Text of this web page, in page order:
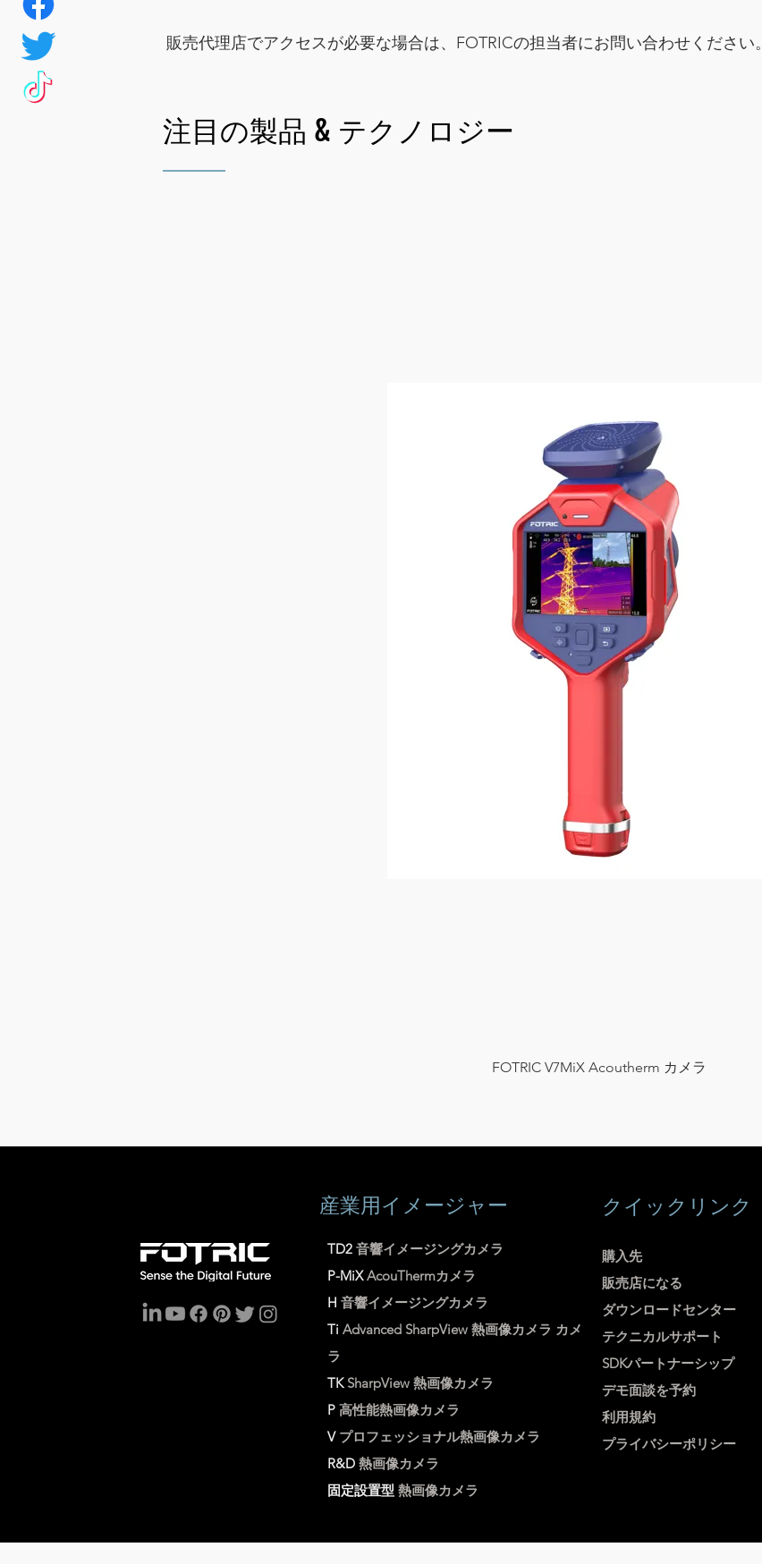
販売代理店でアクセスが必要な場合は、FOTRICの担当者にお問い合わせください。
注目の製品 & テクノロジー
クイックビュー
FOTRIC V7MiX Acoutherm カメラ
産業用イメージャー
TD2 音響イメージングカメラ
P-MiXAcouThermカメラ
H 音響イメージングカメラ
Ti Advanced SharpView 熱画像カメラ カメ
ラ
TK SharpView 熱画像カメラ
P 高性能熱画像カメラ
Vプロフェッショナル熱画像カメラ
R&D 熱画像カメラ
固定設置型 熱画像カメラ
クイックリンク
購入先
販売店になる
ダウンロードセンター
テクニカルサポート
SDKパートナーシップ
デモ面談を予約
利用規約
プライバシーポリシー